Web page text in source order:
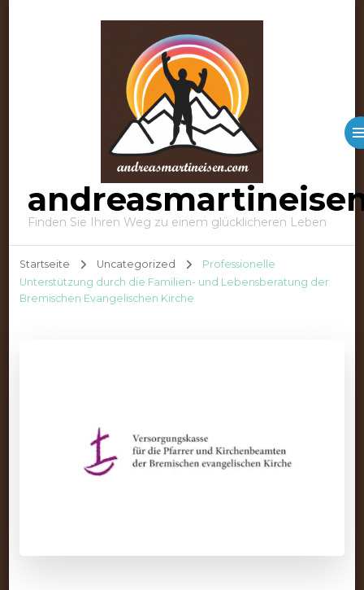
Finden Sie Ihren Weg zu einem glücklicheren Leben
Startseite Uncategorized
Professionelle
Unterstützung durch die Familien- und Lebensberatung der
Bremischen Evangelischen Kirche